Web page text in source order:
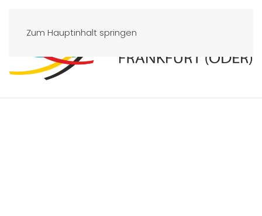
Zum Hauptinhalt springen